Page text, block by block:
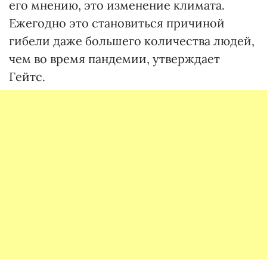
его мнению, это изменение климата.
Ежегодно это становиться причиной
гибели даже большего количества людей,
чем во время пандемии, утверждает
Гейтс.